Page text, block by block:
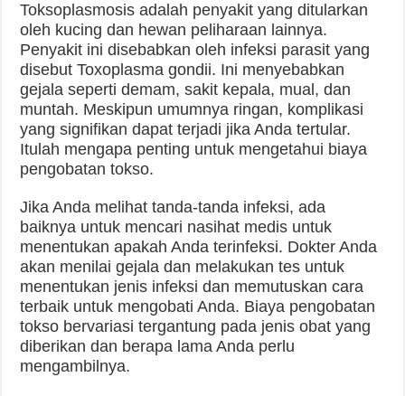
Toksoplasmosis adalah penyakit yang ditularkan
oleh kucing dan hewan peliharaan lainnya.
Penyakit ini disebabkan oleh infeksi parasit yang
disebut Toxoplasma gondii. Ini menyebabkan
gejala seperti demam, sakit kepala, mual, dan
muntah. Meskipun umumnya ringan, komplikasi
yang signifikan dapat terjadi jika Anda tertular.
Itulah mengapa penting untuk mengetahui biaya
pengobatan tokso.
Jika Anda melihat tanda-tanda infeksi, ada
baiknya untuk mencari nasihat medis untuk
menentukan apakah Anda terinfeksi. Dokter Anda
akan menilai gejala dan melakukan tes untuk
menentukan jenis infeksi dan memutuskan cara
terbaik untuk mengobati Anda. Biaya pengobatan
tokso bervariasi tergantung pada jenis obat yang
diberikan dan berapa lama Anda perlu
mengambilnya.